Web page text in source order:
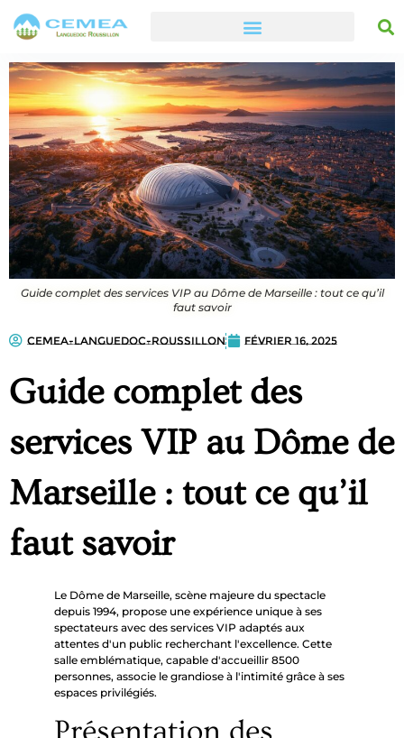
Guide complet des services VIP au Dôme de Marseille : tout ce qu’il
faut savoir
cemea-languedoc-roussillon février 16, 2025
Guide complet des
services VIP au Dôme de
Marseille : tout ce qu’il
faut savoir
Le Dôme de Marseille, scène majeure du spectacle
depuis 1994, propose une expérience unique à ses
spectateurs avec des services VIP adaptés aux
attentes d'un public recherchant l'excellence. Cette
salle emblématique, capable d'accueillir 8500
personnes, associe le grandiose à l'intimité grâce à ses
espaces privilégiés.